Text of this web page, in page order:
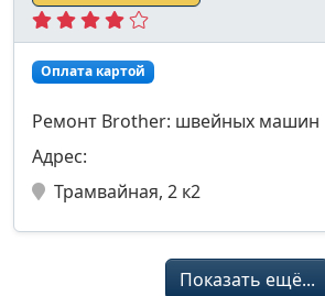
Оплата картой
Ремонт Brother: швейных машин
Адрес:
Трамвайная, 2 к2
Показать ещё...